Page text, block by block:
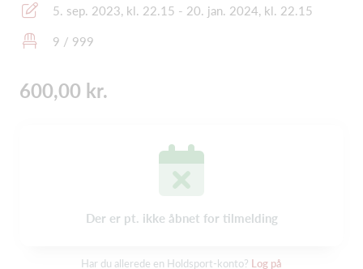
5. sep. 2023, kl. 22.15 - 20. jan. 2024, kl. 22.15
9 / 999
600,00 kr.
Der er pt. ikke åbnet for tilmelding
Har du allerede en Holdsport-konto? Log på